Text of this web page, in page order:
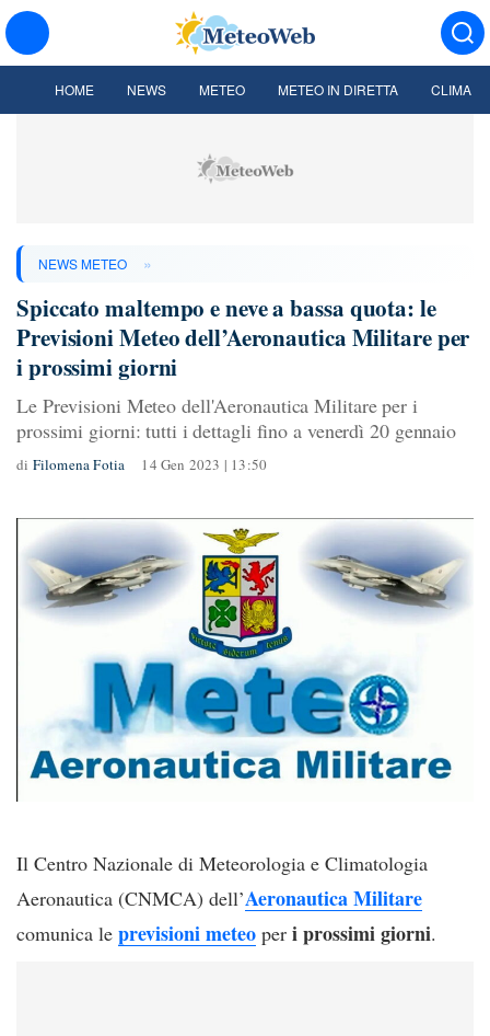
HOME NEWS METEO METEO IN DIRETTA CLIMA
NEWS METEO »
Spiccato maltempo e neve a bassa quota: le
Previsioni Meteo dell’Aeronautica Militare per
i prossimi giorni
Le Previsioni Meteo dell'Aeronautica Militare per i
prossimi giorni: tutti i dettagli fino a venerdì 20 gennaio
di Filomena Fotia 14 Gen 2023 | 13:50
Il Centro Nazionale di Meteorologia e Climatologia
Aeronautica (CNMCA) dell’Aeronautica Militare
comunica le previsioni meteo per i prossimi giorni.